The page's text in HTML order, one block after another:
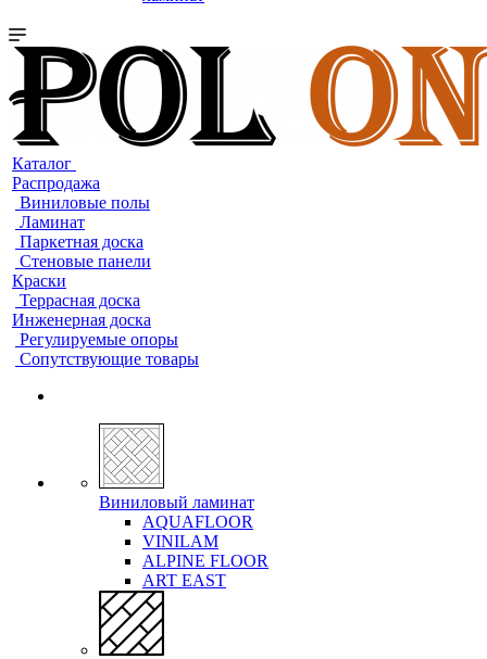
Каталог
Распродажа
Виниловые полы
Ламинат
Паркетная доска
Стеновые панели
Краски
Террасная доска
Инженерная доска
Регулируемые опоры
Сопутствующие товары
Виниловый ламинат
AQUAFLOOR
VINILAM
ALPINE FLOOR
ART EAST